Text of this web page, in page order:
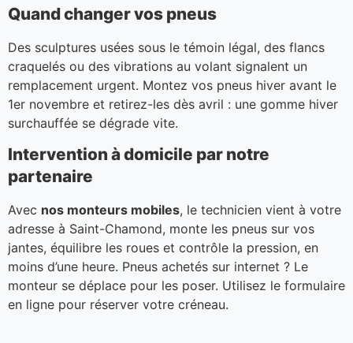
Quand changer vos pneus
Des sculptures usées sous le témoin légal, des flancs
craquelés ou des vibrations au volant signalent un
remplacement urgent. Montez vos pneus hiver avant le
1er novembre et retirez-les dès avril : une gomme hiver
surchauffée se dégrade vite.
Intervention à domicile par notre
partenaire
Avec nos monteurs mobiles, le technicien vient à votre
adresse à Saint-Chamond, monte les pneus sur vos
jantes, équilibre les roues et contrôle la pression, en
moins d’une heure. Pneus achetés sur internet ? Le
monteur se déplace pour les poser. Utilisez le formulaire
en ligne pour réserver votre créneau.